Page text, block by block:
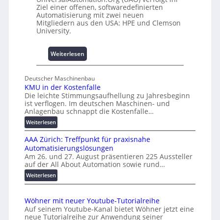
m
n
i
s
s
h
a
f
f
n
A
Ziel einer offenen, softwaredefinierten
Automatisierung mit zwei neuen
Mitgliedern aus den USA: HPE und Clemson
University.
Weiterlesen
U
i
v
e
r
l
A
u
t
m
t
i
Deutscher Maschinenbau
KMU in der Kostenfalle
Die leichte Stimmungsaufhellung zu Jahresbeginn
ist verflogen. Im deutschen Maschinen- und
Anlagenbau schnappt die Kostenfalle…
Weiterlesen:
K
M
U
i
n
d
e
K
o
AAA Zürich: Treffpunkt für praxisnahe
Automatisierungslösungen
Am 26. und 27. August präsentieren 225 Aussteller
auf der All About Automation sowie rund…
Weiterlesen:
A
A
Z
Wöhner mit neuer Youtube-Tutorialreihe
Auf seinem Youtube-Kanal bietet Wöhner jetzt eine
neue Tutorialreihe zur Anwendung seiner